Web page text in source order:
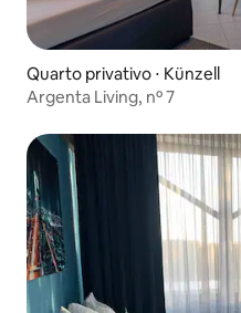
Quarto privativo ⋅ Künzell
Argenta Living, nº 7